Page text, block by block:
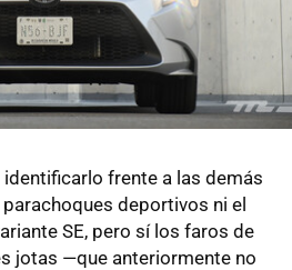
frente a las demás
deportivos ni el
SE, pero sí los faros de
jotas —que anteriormente no